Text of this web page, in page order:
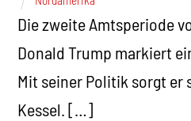
Die zweite Amtsperiode
Donald Trump markiert
Mit seiner Politik sorgt er
Kessel. […]